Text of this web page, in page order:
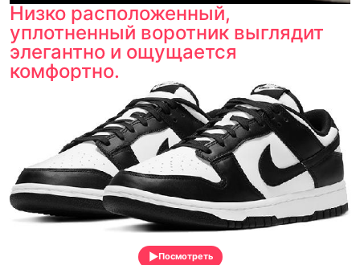
Низко расположенный,
уплотненный воротник выглядит
элегантно и ощущается
комфортно.
Посмотреть